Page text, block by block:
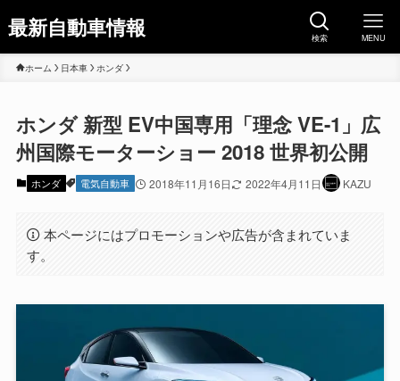
最新自動車情報 検索 MENU
ホーム 日本車 ホンダ
ホンダ 新型 EV中国専用「理念 VE-1」広
州国際モーターショー 2018 世界初公開
ホンダ 電気自動車 2018年11月16日 2022年4月11日 KAZU
本ページにはプロモーションや広告が含まれていま
す。